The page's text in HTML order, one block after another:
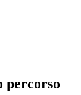
percorso